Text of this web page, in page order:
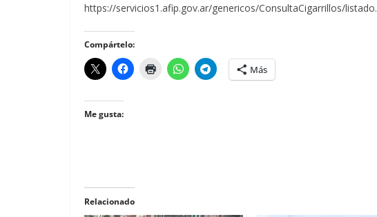
https://servicios1.afip.gov.ar/genericos/ConsultaCigarrillos/
Compártelo:
Más
Me gusta:
Relacionado